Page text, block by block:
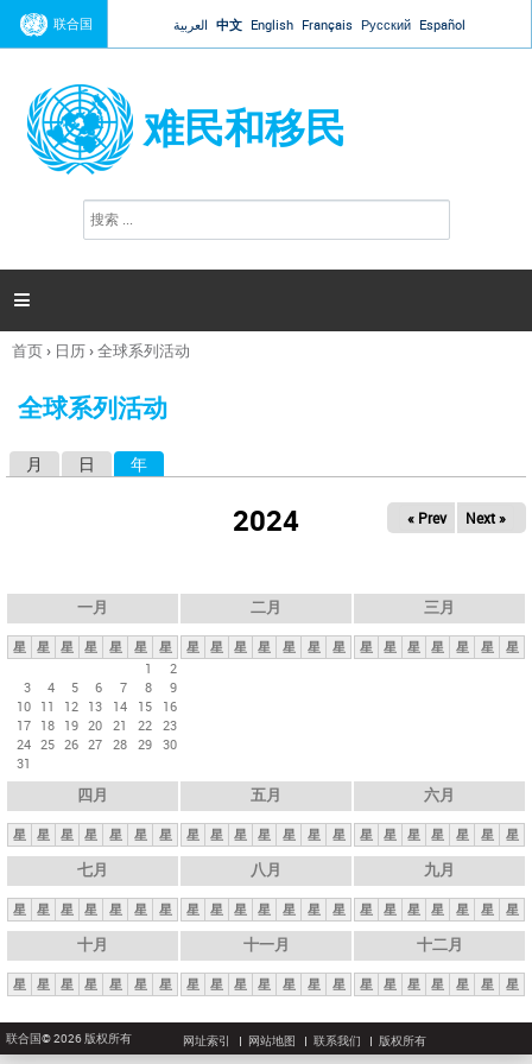
Jump to navigation
联合国 العربية 中文 English Français Русский Español
难民和移民
搜
索

你
这
首页› 日历›全球系列活动
全球系列活动
月 日 年
2024 « Prev Next »
一月
星 星 星 星 星 星
星
1
2
3
4 5 6 7 8
9
10 11 12 13 14 15
16
17 18 19 20 21 22 23
24 25 26 27 28 29 30
31
二月
星 星 星 星 星 星 星
三月
星 星 星 星 星 星 星
四月
星 星 星 星 星 星 星
五月
星 星 星 星 星 星 星
六月
星 星 星 星 星 星 星
七月
星 星 星 星 星 星 星
八月
星 星 星 星 星 星 星
九月
星 星 星 星 星 星 星
十月
星 星 星 星 星 星 星
十一月
星 星 星 星 星 星 星
十二月
星 星 星 星 星 星 星
联合国© 2026 版权所有 网址索引 网站地图 联系我们 版权所有